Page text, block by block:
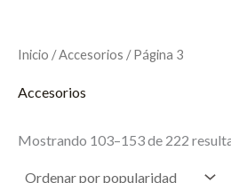
Inicio /Accesorios / Página 3
Accesorios
Mostrando 103–153 de 222